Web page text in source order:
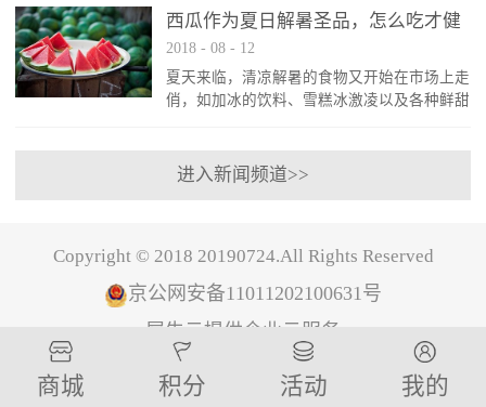
小球出现损伤，表现为运动后患者的尿白蛋...
基因，一旦拥有就不能改变？那就跟着范老师
一起找找原因。为啥你易胖？体重的变化跟热
量摄入有着直接的关系，热量摄入越高，又不
消耗，储存在身体里就会造成体重的增加，但
是原因不只这一个。基础代谢率：基础代谢率
西瓜作为夏日解暑圣品，怎么吃才健
康？
2018 - 08 - 12
夏天来临，清凉解暑的食物又开始在市场上走
俏，如加冰的饮料、雪糕冰激凌以及各种鲜甜
西瓜味道甘甜多汁，可以解渴消暑，还有很好
酱，还可晒干做成咸菜，具有美容作用。西瓜
好处多多，但是比较寒凉，而夏天大家都喜...
进入新闻频道>>
Copyright © 2018 20190724.All Rights Reserved
京公网安备11011202100631号
犀牛云提供企业云服务
商城 积分 活动 我的